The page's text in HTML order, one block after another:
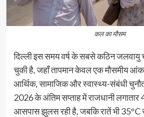
कल का मौसम
दिल्ली इस समय वर्ष के सबसे कठिन जलवायु
चुकी है, जहाँ तापमान केवल एक मौसमीय
आर्थिक, सामाजिक और स्वास्थ्य-संबंधी
2026 के अंतिम सप्ताह में राजधानी
आसपास झुलस रही है, जबकि रातें भी 35°C